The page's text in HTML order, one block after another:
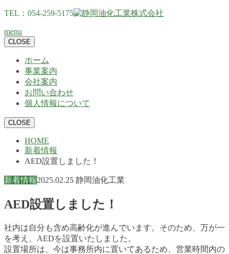
TEL：054-259-5175
menu
CLOSE
ホーム
事業案内
会社案内
お問い合わせ
個人情報について
CLOSE
HOME
新着情報
AED設置しました！
新着情報2025.02.25 静岡油化工業
AED設置しました！
社内は自分も含め高齢化が進んでいます。そのため、万が一
を考え、AEDを設置いたしました。
設置場所は、今は事務所内に置いてあるため、営業時間内の